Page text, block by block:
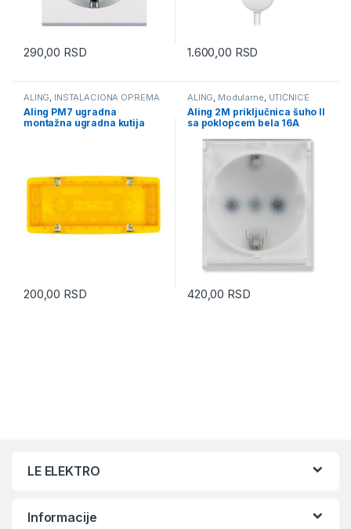
290,00 RSD 1.600,00 RSD
ALING, INSTALACIONA OPREMA
Aling PM7 ugradna
montažna ugradna kutija
200,00 RSD
ALING, Modularne, UTIČNICE
Aling 2M priključnica šuho II
sa poklopcem bela 16A
420,00 RSD
LE ELEKTRO
Informacije